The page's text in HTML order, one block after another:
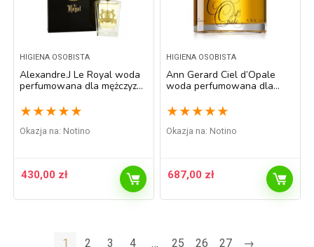
HIGIENA OSOBISTA
Alexandre.J Le Royal woda
perfumowana dla mężczyzn
★ ★ ★ ★ ★
Okazja na: Notino
430,00 zł
HIGIENA OSOBISTA
Ann Gerard Ciel d’Opale
woda perfumowana dla
★ ★ ★ ★ ★
Okazja na: Notino
687,00 zł
1 2 3 4 … 25 26 27 →